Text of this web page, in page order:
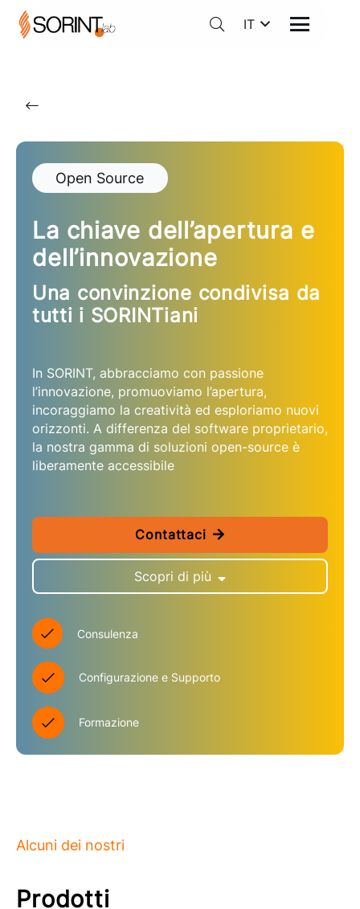
IT
Open Source
La chiave dell’apertura e
dell’innovazione
Una convinzione condivisa da
tutti i SORINTiani
In SORINT, abbracciamo con passione
l’innovazione, promuoviamo l’apertura,
incoraggiamo la creatività ed esploriamo nuovi
orizzonti. A differenza del software proprietario,
la nostra gamma di soluzioni open-source è
liberamente accessibile
Contattaci
Scopri di più
Consulenza
Configurazione e Supporto
Formazione
Alcuni dei nostri
Prodotti